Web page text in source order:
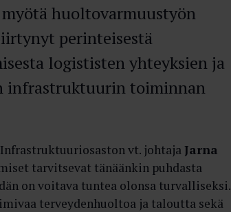
huoltovarmuustyön
perinteisestä
logististen yhteyksien ja
infrastruktuurin toiminnan
vt. johtaja Jarna
tarvitsevat tänäänkin puhdasta
on voitava tuntea olonsa turvalliseksi.
terveydenhuoltoa ja taloutta sekä